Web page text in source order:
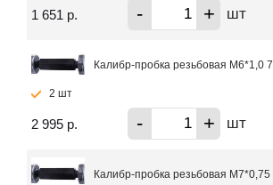
1 651 р. - + шт
Калибр-пробка резьбовая М6*1,0
2 шт
2 995 р. - + шт
Калибр-пробка резьбовая